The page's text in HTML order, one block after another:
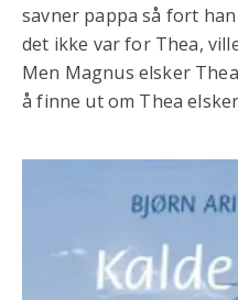
savner pappa så fort
det ikke var for Thea,
Men Magnus elsker
å finne ut om Thea